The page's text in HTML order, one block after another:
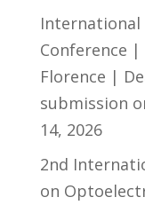
International
Conference |
Florence |
submission
14, 2026
2nd
on